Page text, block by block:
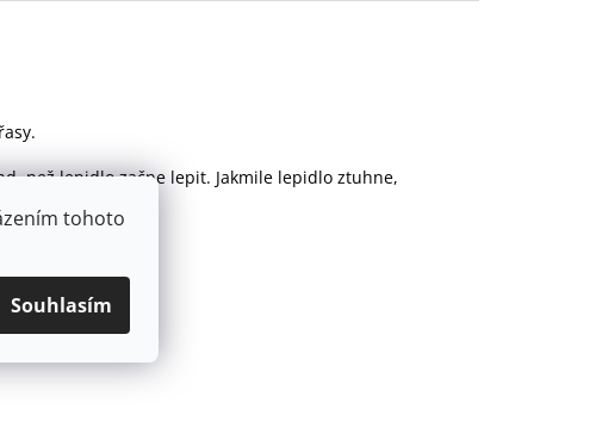
tohoto
Souhlasím
než lepidlo začne lepit. Jakmile lepidlo ztuhne,